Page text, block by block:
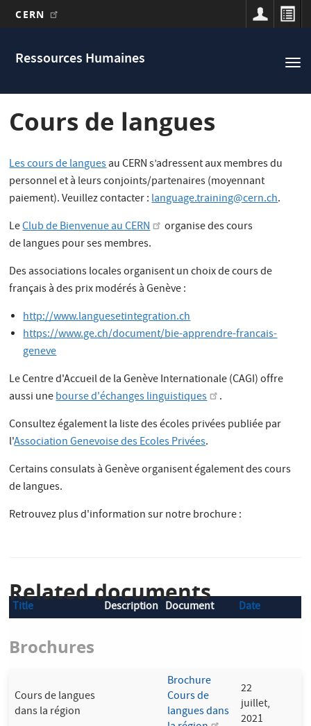
contenu
CERN
Ressources Humaines
navigation
Cours de langues
Les cours de languesau CERN s’adressent aux membres du
personnel et à leurs conjoints/partenaires (moyennant
paiement). Veuillez contacter :language.training@cern.ch.
LeClub de Bienvenue au CERN
organise des cours
de langues pour ses membres.
Des associations locales organisent un choix de cours de
français à des prix modérés à Genève :
http://www.languesetintegration.ch
https://www.ge.ch/document/bie-apprendre-francais-
geneve
Le Centre d'Accueil de la Genève Internationale (CAGI) offre
aussi unebourse d'échanges linguistiques
.
Consultez également la liste des écoles privées publiée par
l'Association Genevoise des Ecoles Privées.
Certains consulats à Genève organisent également des cours
de langues.
Retrouvez plus d'information sur notre brochure :
Related documents
Brochures
Title Description Document Date
Cours de langues
dans la région
Brochure
Cours de
langues dans
22
juillet,
2021